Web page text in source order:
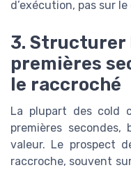
d’exécution, pas sur
3. Structurer
premières
le raccroché
La plupart des cold
premières
valeur. Le prospect
raccroche, souvent